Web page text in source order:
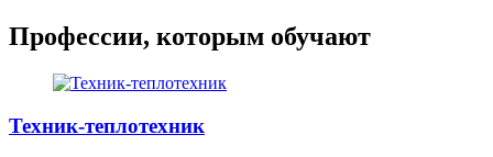
Профессии, которым обучают
Техник-теплотехник